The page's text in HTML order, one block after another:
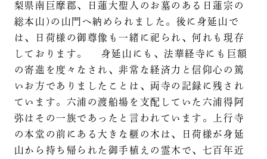
梨県南巨摩郡、日蓮大聖人のお墓のある日蓮宗の
総本山)の山門へ納められました。後に身延山で
は、日荷様の御尊像も一緒に祀られ、何れも現存
しております。 身延山にも、法華経寺にも巨額
の寄進を度々なされ、非常な経済力と信仰心の篤
いお方でありましたことは、両寺の記録に残され
ています。六浦の渡船場を支配していた六浦得阿
弥はその一族であったと言われています。上行寺
の本堂の前にある大きな榧の木は、日荷様が身延
山から持ち帰られた御手植えの霊木で、七百年近